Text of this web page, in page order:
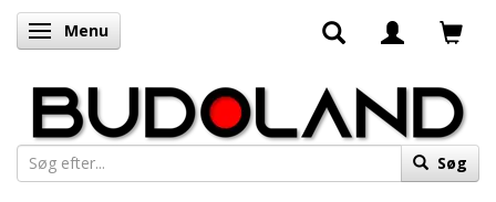
Skifte navigation
Menu
Søg